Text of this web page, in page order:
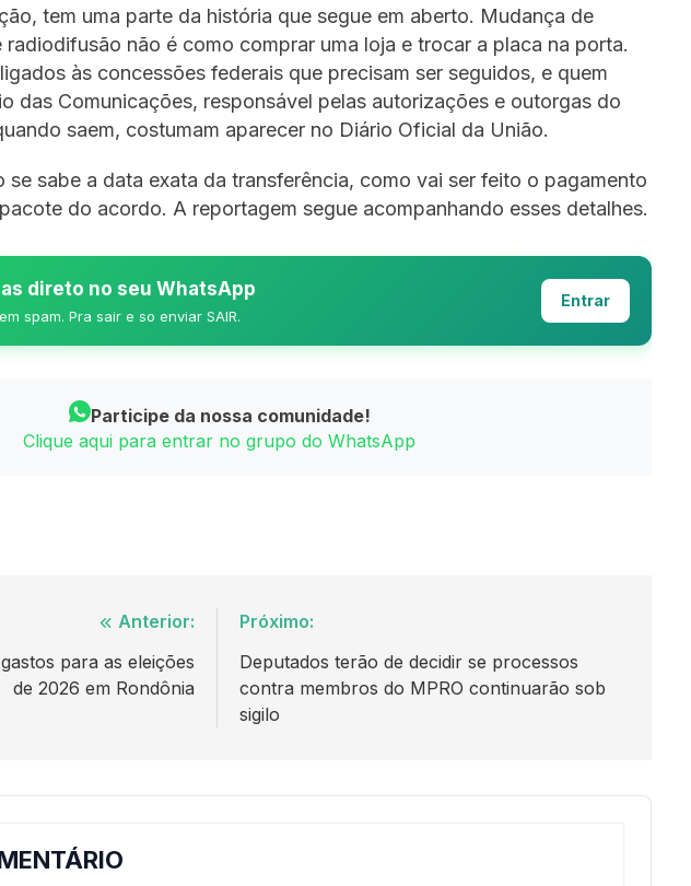
tem uma parte da história que segue em aberto. Mudança de
radiodifusão não é como comprar uma loja e trocar a placa na porta.
às concessões federais que precisam ser seguidos, e quem
das Comunicações, responsável pelas autorizações e outorgas do
saem, costumam aparecer no Diário Oficial da União.
se sabe a data exata da transferência, como vai ser feito o pagamento
do acordo. A reportagem segue acompanhando esses detalhes.
direto no seu WhatsApp
spam. Pra sair e so enviar SAIR.
Entrar
Participe da nossa comunidade!
Clique aqui para entrar no grupo do WhatsApp
Anterior:
para as eleições
de 2026 em Rondônia
Próximo:
Deputados terão de decidir se processos
contra membros do MPRO continuarão sob
sigilo